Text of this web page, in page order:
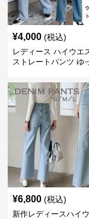
¥4,000 (税込)
レディース ハイウエ
ストレートパンツ ゆ
¥6,800 (税込)
新作レディースハイ